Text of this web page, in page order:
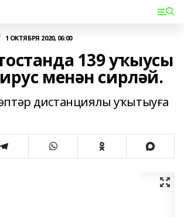
1 ОКТЯБРЯ 2020, 06:00
139 уҡыусы
менән сирләй.
дистанциялы уҡытыуға